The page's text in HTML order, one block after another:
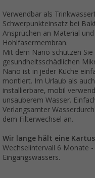
Verwendbar als
Schwerpunkteinsatz bei
Ansprüchen an Material
Hohlfasermembran.
Mit dem Nano schützen
gesundheitsschädlichen
Nano ist in jeder Küche
montiert. Im Urlaub als
installierbare, mobil
unsauberem Wasser.
Verlangsamter
dem Filterwechsel an.
Wir lange hält eine
Wechselintervall 6 Monate
Eingangswassers.